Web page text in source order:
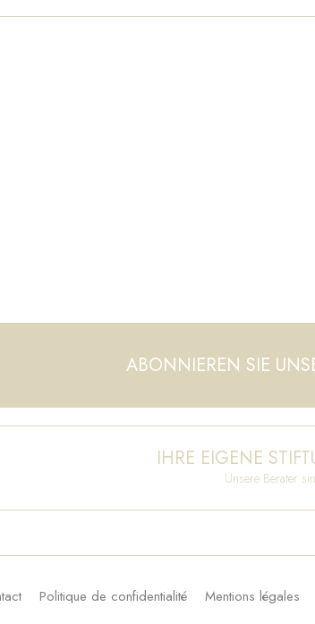
ABONNIEREN SIE
IHRE EIGENE
Unsere Berater
Politique de confidentialité Mentions légales